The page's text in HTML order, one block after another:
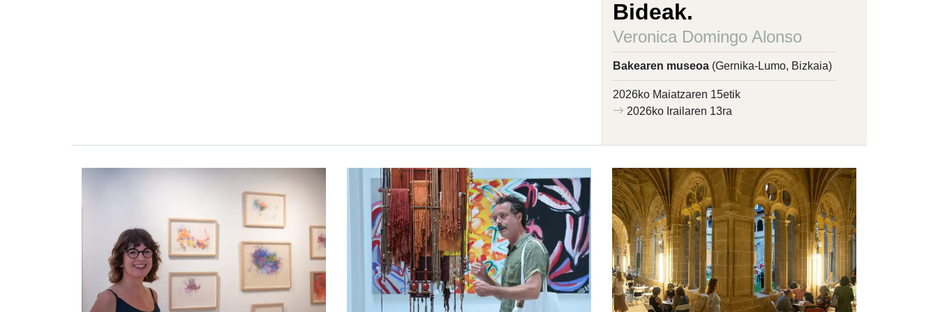
Bideak.
Veronica Domingo Alonso
Bakearen museoa (Gernika-Lumo, Bizkaia)
2026ko Maiatzaren 15etik
2026ko Irailaren 13ra